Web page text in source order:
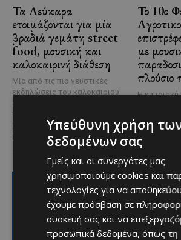
Τα Λεύκαρα
ετοιμάζονται για μία
βραδιά γεμάτη street
food, μουσική και
καλοκαιρινή διάθεση
Μία από τις πιο γευστικές
εκδηλώσεις του καλοκαιριού
επιστρέφει στα Λεύκαρα,
προσκαλώντας μικρούς και
μεγάλους να απολαύσουν
μοναδικές...
Το 10ο
με
Η κυπριακή
ραντεβού
στις 2...
Υπεύθυνη χρήση
δεδομένων σας
Εμείς και οι συνεργάτες μας
χρησιμοποιούμε cookies και
τεχνολογίες για να
έχουμε πρόσβαση σε
συσκευή σας και να
προσωπικά δεδομένα, όπως τη